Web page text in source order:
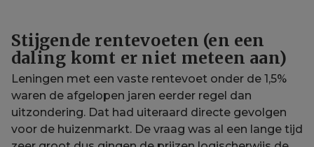
Stijgende rentevoeten (en een
daling komt er niet meteen aan)
Leningen met een vaste rentevoet onder de 1,5%
waren de afgelopen jaren eerder regel dan
uitzondering. Dat had uiteraard directe gevolgen
voor de huizenmarkt. De vraag was al een lange tijd